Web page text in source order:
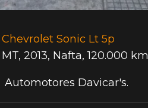
Chevrolet Sonic Lt 5p
MT, 2013, Nafta,120.000
Automotores Davicar's.